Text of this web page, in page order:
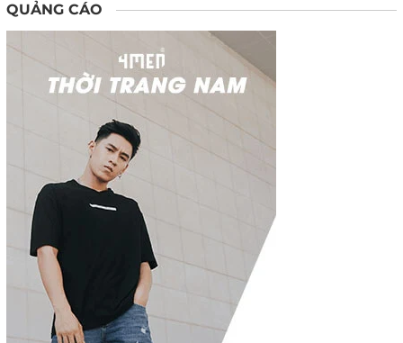
QUẢNG CÁO